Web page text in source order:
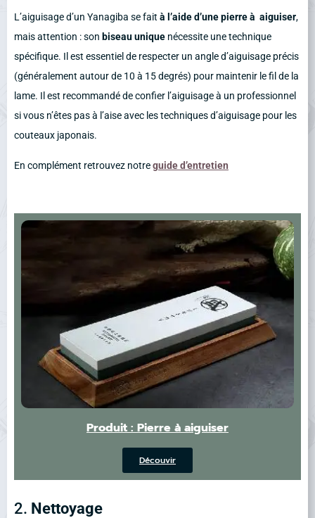
L’aiguisage d’un Yanagiba se fait à l’aide d’une pierre à aiguiser,
mais attention : son biseau unique nécessite une technique
spécifique. Il est essentiel de respecter un angle d’aiguisage précis
(généralement autour de 10 à 15 degrés) pour maintenir le fil de la
lame. Il est recommandé de confier l’aiguisage à un professionnel
si vous n’êtes pas à l’aise avec les techniques d’aiguisage pour les
couteaux japonais.
En complément retrouvez notreguide d’entretien
Produit : Pierre à aiguiser
Découvir
2. Nettoyage